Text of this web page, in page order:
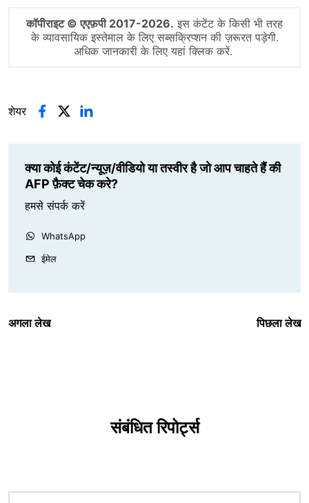
कॉपीराइट © एएफ़पी 2017-2026. इस कंटेंट के किसी भी तरह
के व्यावसायिक इस्तेमाल के लिए सब्सक्रिप्शन की ज़रूरत पड़ेगी.
अधिक जानकारी के लिए यहां क्लिक करें.
शेयर
क्या कोई कंटेंट/न्यूज़/वीडियो या तस्वीर है जो आप चाहते हैं की
AFP फ़ैक्ट चेक करे?
हमसे संपर्क करें
WhatsApp
ईमेल
अगला लेख पिछला लेख
संबंधित रिपोर्ट्स